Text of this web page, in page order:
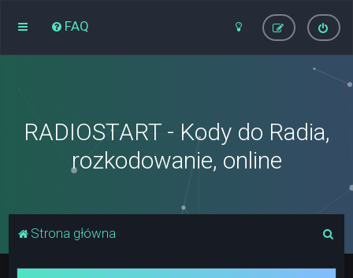
FAQ
RADIOSTART - Kody do Radia,
rozkodowanie, online
Strona główna